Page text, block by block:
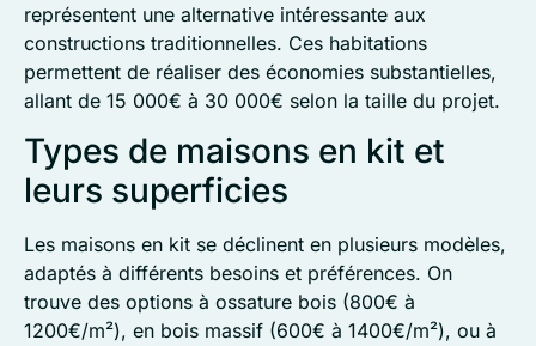
représentent une alternative intéressante aux
constructions traditionnelles. Ces habitations
permettent de réaliser des économies substantielles,
allant de 15 000€ à 30 000€ selon la taille du projet.
Types de maisons en kit et
leurs superficies
Les maisons en kit se déclinent en plusieurs modèles,
adaptés à différents besoins et préférences. On
trouve des options à ossature bois (800€ à
1200€/m²), en bois massif (600€ à 1400€/m²), ou à